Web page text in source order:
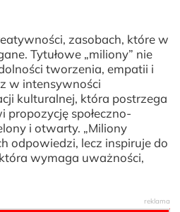
zasobach, które w
Tytułowe „miliony” nie
tworzenia, empatii i
w intensywności
kulturalnej, która postrzega
społeczno-
i otwarty. „Miliony
odpowiedzi, lecz inspiruje do
wymaga uważności,